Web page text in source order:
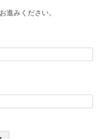
進みください。